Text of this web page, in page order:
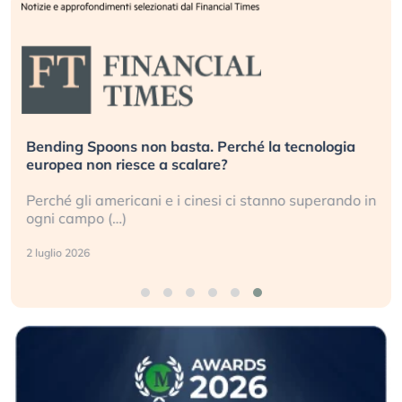
Bending Spoons non basta. Perché la tecnologia
europea non riesce a scalare?
Perché gli americani e i cinesi ci stanno superando in
ogni campo (…)
2 luglio 2026